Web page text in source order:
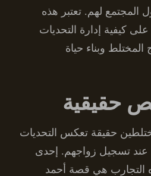
المجتمع لهم. تعتبر هذه
على كيفية إدارة التحديات
المختلط وبناء حياة
حقيقية
حقيقة تعكس التحديات
عند تسجيل زواجهم. إحدى
هي قصة أحمد